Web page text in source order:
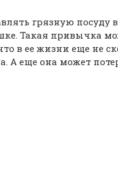
грязную посуду
Такая привычка
в ее жизни еще не
А еще она может